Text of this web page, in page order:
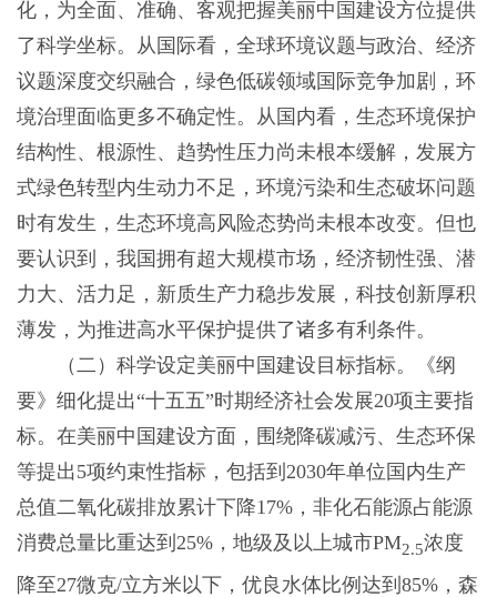
化，为全面、准确、客观把握美丽中国建设方位提供
了科学坐标。从国际看，全球环境议题与政治、经济
议题深度交织融合，绿色低碳领域国际竞争加剧，环
境治理面临更多不确定性。从国内看，生态环境保护
结构性、根源性、趋势性压力尚未根本缓解，发展方
式绿色转型内生动力不足，环境污染和生态破坏问题
时有发生，生态环境高风险态势尚未根本改变。但也
要认识到，我国拥有超大规模市场，经济韧性强、潜
力大、活力足，新质生产力稳步发展，科技创新厚积
薄发，为推进高水平保护提供了诸多有利条件。
（二）科学设定美丽中国建设目标指标。《纲
要》细化提出“十五五”时期经济社会发展20项主要指
标。在美丽中国建设方面，围绕降碳减污、生态环保
等提出5项约束性指标，包括到2030年单位国内生产
总值二氧化碳排放累计下降17%，非化石能源占能源
消费总量比重达到25%，地级及以上城市PM2.5浓度
降至27微克/立方米以下，优良水体比例达到85%，森